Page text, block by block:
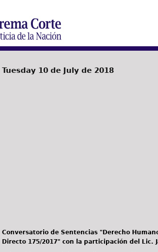
Tuesday 10 de July de 2018
Conversatorio de Sentencias "Derecho
Directo 175/2017" con la participación del Lic.